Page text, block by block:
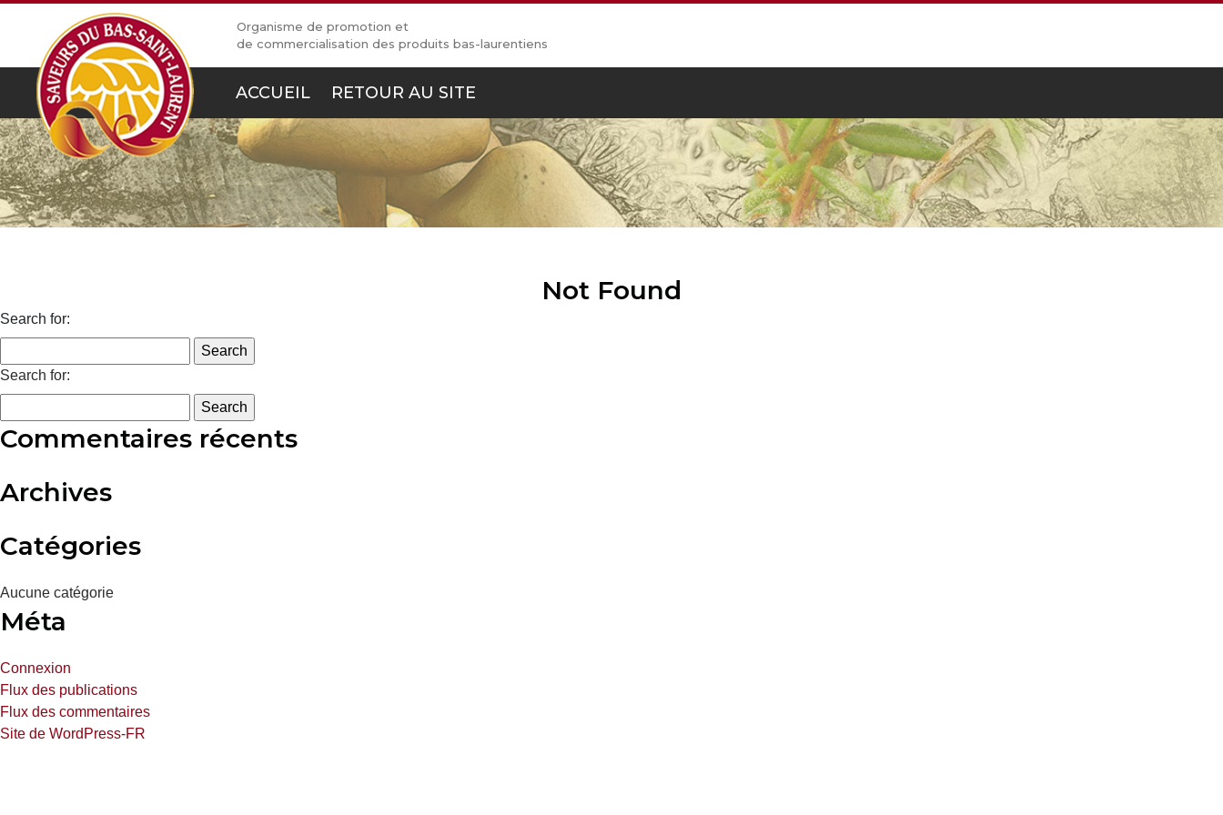
Organisme de promotion et
de commercialisation des produits bas-laurentiens
ACCUEIL RETOUR AU SITE
Not Found
Search for:
Search for:
Commentaires récents
Archives
Catégories
Aucune catégorie
Méta
Connexion
Flux des publications
Flux des commentaires
Site de WordPress-FR